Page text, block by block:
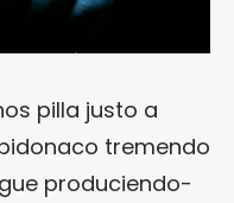
pilla justo a
tremendo
produciendo-